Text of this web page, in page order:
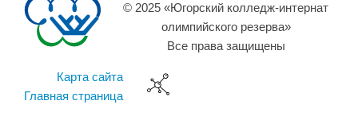
© 2025 «Югорский колледж-интернат
олимпийского резерва»
Все права защищены
Карта сайта
Главная страница